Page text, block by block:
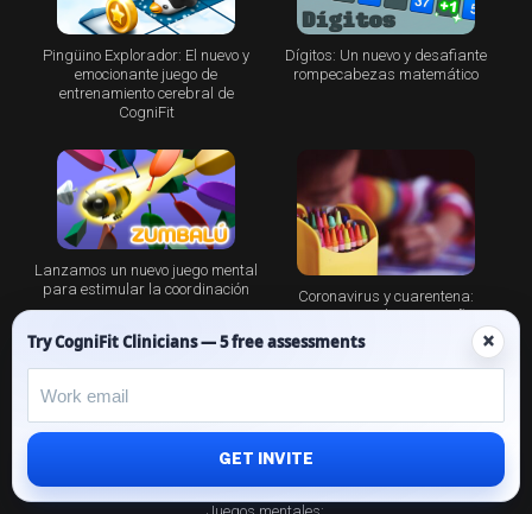
Pingüino Explorador: El nuevo y
emocionante juego de
entrenamiento cerebral de
CogniFit
Dígitos: Un nuevo y desafiante
rompecabezas matemático
Lanzamos un nuevo juego mental
para estimular la coordinación
Coronavirus y cuarentena:
Juegos mentales para niños
según su edad
Try CogniFit Clinicians — 5 free assessments ×
GET INVITE